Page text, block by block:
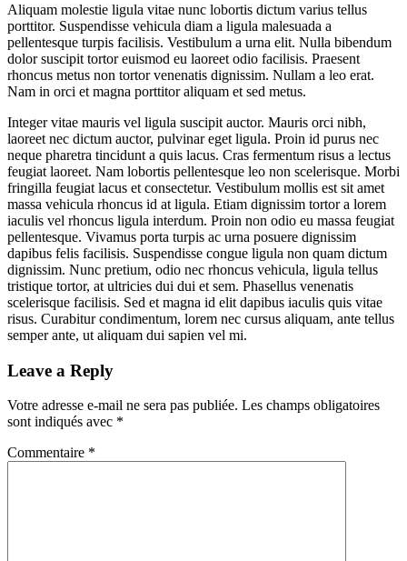
Aliquam molestie ligula vitae nunc lobortis dictum varius tellus
porttitor. Suspendisse vehicula diam a ligula malesuada a
pellentesque turpis facilisis. Vestibulum a urna elit. Nulla bibendum
dolor suscipit tortor euismod eu laoreet odio facilisis. Praesent
rhoncus metus non tortor venenatis dignissim. Nullam a leo erat.
Nam in orci et magna porttitor aliquam et sed metus.
Integer vitae mauris vel ligula suscipit auctor. Mauris orci nibh,
laoreet nec dictum auctor, pulvinar eget ligula. Proin id purus nec
neque pharetra tincidunt a quis lacus. Cras fermentum risus a lectus
feugiat laoreet. Nam lobortis pellentesque leo non scelerisque. Morbi
fringilla feugiat lacus et consectetur. Vestibulum mollis est sit amet
massa vehicula rhoncus id at ligula. Etiam dignissim tortor a lorem
iaculis vel rhoncus ligula interdum. Proin non odio eu massa feugiat
pellentesque. Vivamus porta turpis ac urna posuere dignissim
dapibus felis facilisis. Suspendisse congue ligula non quam dictum
dignissim. Nunc pretium, odio nec rhoncus vehicula, ligula tellus
tristique tortor, at ultricies dui dui et sem. Phasellus venenatis
scelerisque facilisis. Sed et magna id elit dapibus iaculis quis vitae
risus. Curabitur condimentum, lorem nec cursus aliquam, ante tellus
semper ante, ut aliquam dui sapien vel mi.
Leave a Reply
Votre adresse e-mail ne sera pas publiée. Les champs obligatoires
sont indiqués avec *
Commentaire *